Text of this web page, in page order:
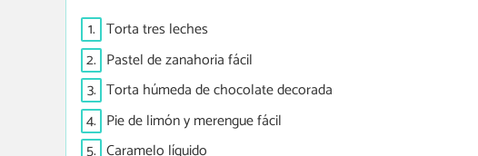
1. Torta tres leches
2. Pastel de zanahoria fácil
3. Torta húmeda de chocolate decorada
4. Pie de limón y merengue fácil
5. Caramelo líquido